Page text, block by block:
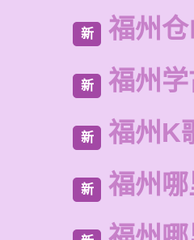
新 福州
新 福州
新 福州K
新 福州